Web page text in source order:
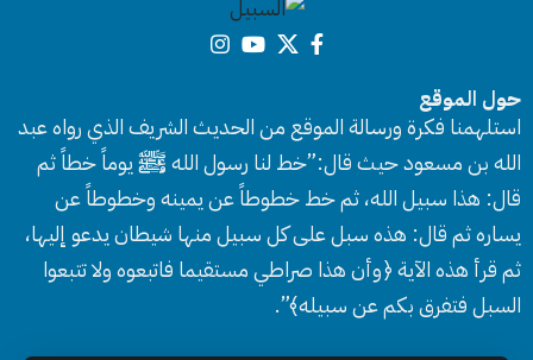
حول الموقع
استلهمنا فكرة ورسالة الموقع من الحديث الشريف الذي رواه عبد
الله بن مسعود حيث قال:”خط لنا رسول الله ﷺ يوماً خطاً ثم
قال: هذا سبيل الله، ثم خط خطوطاً عن يمينه وخطوطاً عن
يساره ثم قال: هذه سبل على كل سبيل منها شيطان يدعو إليها،
ثم قرأ هذه الآية ﴿وأن هذا صراطي مستقيما فاتبعوه ولا تتبعوا
السبل فتفرق بكم عن سبيله﴾”.